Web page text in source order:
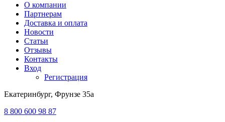
О компании
Партнерам
Доставка и оплата
Новости
Статьи
Отзывы
Контакты
Вход
Регистрация
Екатеринбург, Фрунзе 35а
8 800 600 98 87